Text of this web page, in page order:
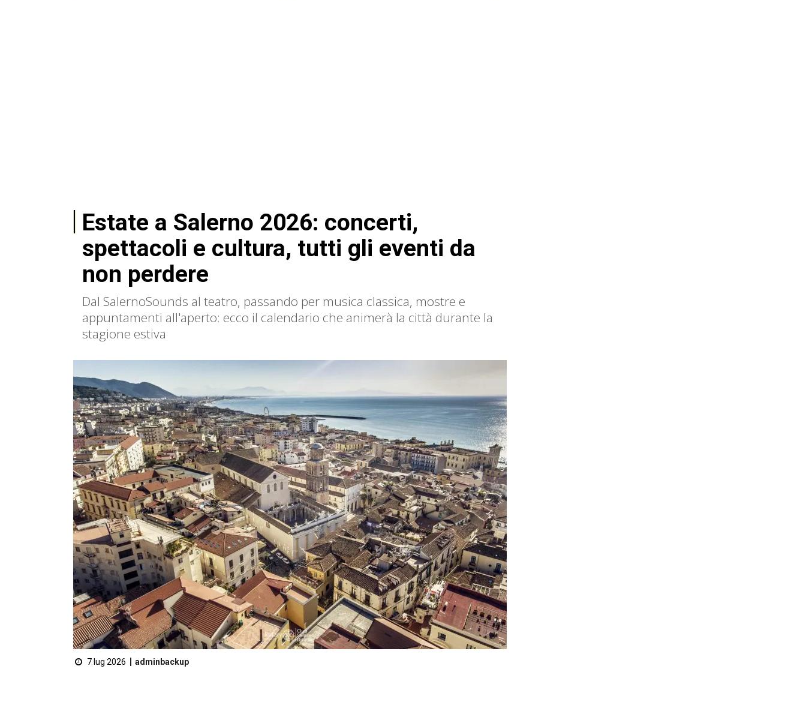
Estate a Salerno 2026: concerti,
spettacoli e cultura, tutti gli eventi da
non perdere
Dal SalernoSounds al teatro, passando per musica classica, mostre e
appuntamenti all'aperto: ecco il calendario che animerà la città durante la
stagione estiva
7 lug 2026 adminbackup